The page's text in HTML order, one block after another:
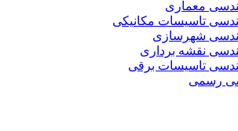
معماری
تاسیسات مکانیکی
شهرسازی
نقشه برداری
تاسیسات برقی
رسمی